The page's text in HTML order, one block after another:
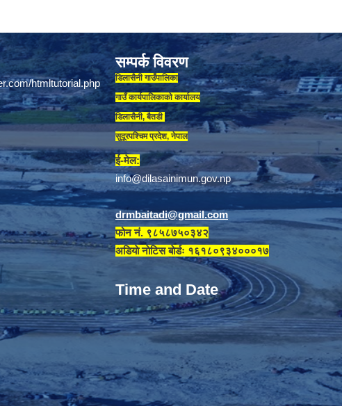
सम्पर्क विवरण
डिलासैनी गाउँपालिका
गाउँ कार्यपालिकाकाे कार्यालय
डिलासैनी, बैतडी
सुदूरपश्चिम प्रदेश, नेपाल
ई-मेल:
info@dilasainimun.gov.np
drmbaitadi@gmail.com
फोन नं. ९८५८७५०३४२
अडियाे नाेटिस बाेर्डः १६१८०९३४०००१७
Time and Date